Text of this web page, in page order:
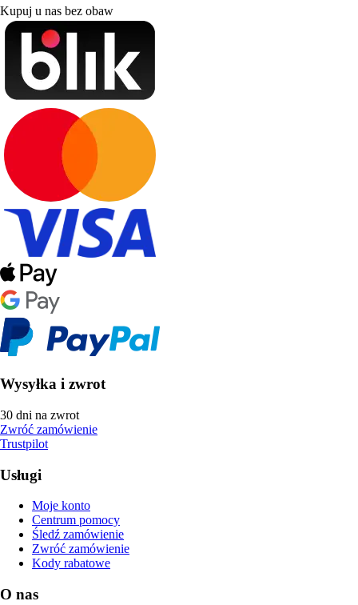
Kupuj u nas bez obaw
Wysyłka i zwrot
30 dni na zwrot
Zwróć zamówienie
Trustpilot
Usługi
Moje konto
Centrum pomocy
Śledź zamówienie
Zwróć zamówienie
Kody rabatowe
O nas